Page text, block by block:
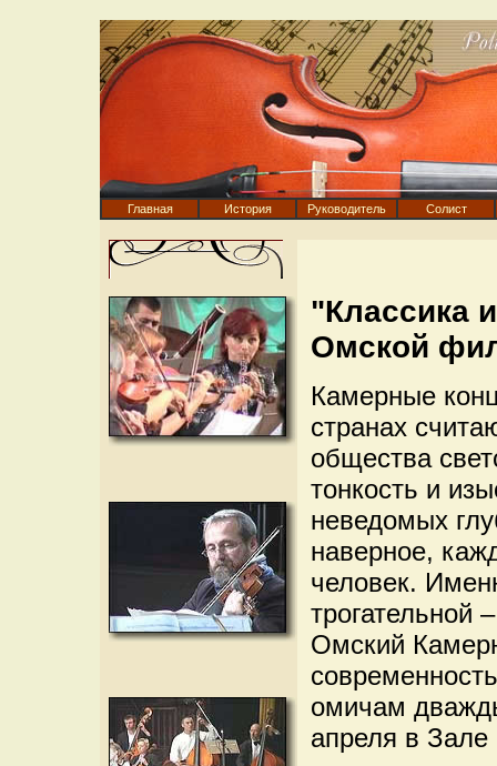
Главная История Руководитель Солист
"Классика
Омской
Камерные
странах
общества
тонкость и
неведомых
наверное,
человек.
трогательной
Омский
омичам
апреля в Зале